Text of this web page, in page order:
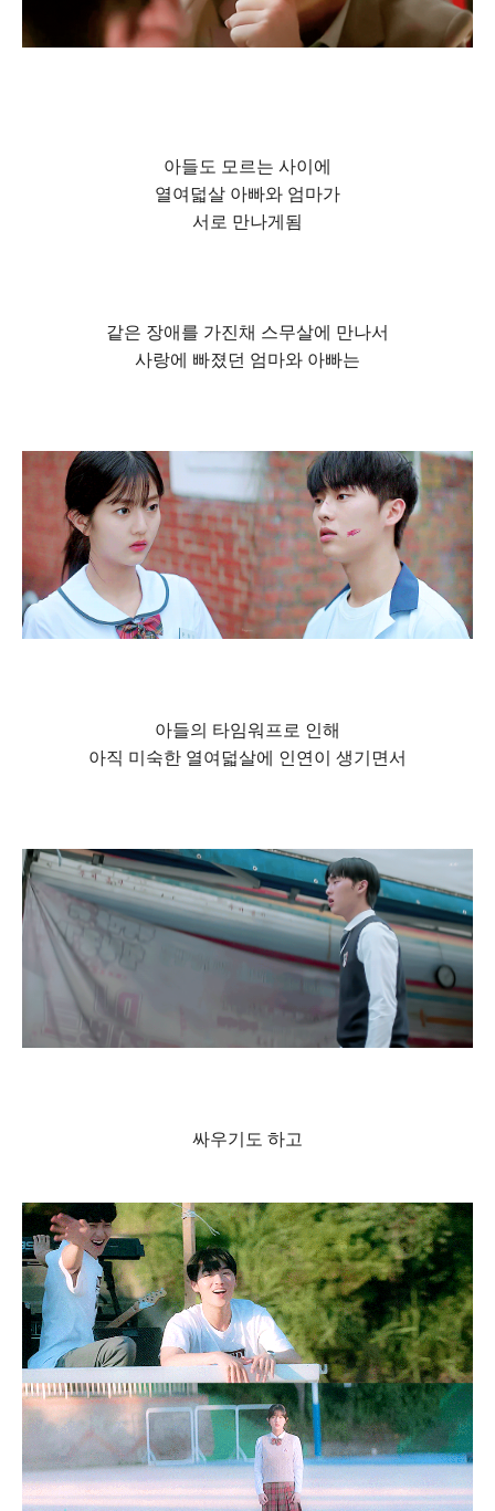
아들도 모르는 사이에
열여덟살 아빠와 엄마가
서로 만나게됨
같은 장애를 가진채 스무살에 만나서
사랑에 빠졌던 엄마와 아빠는
아들의 타임워프로 인해
아직 미숙한 열여덟살에 인연이 생기면서
싸우기도 하고